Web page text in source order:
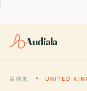
Audiala
目的地 UNITED